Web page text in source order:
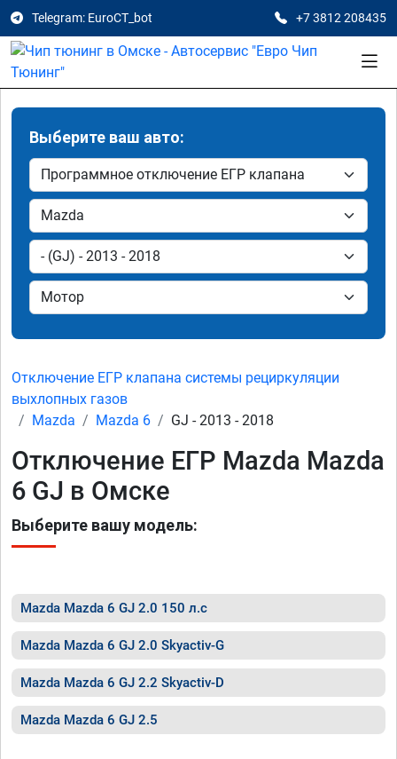
Telegram: EuroCT_bot +7 3812 208435
Выберите ваш авто:
Отключение ЕГР клапана системы рециркуляции
выхлопных газов
Mazda
Mazda 6 GJ - 2013 - 2018
Отключение ЕГР Mazda Mazda
6 GJ в Омске
Выберите вашу модель:
Mazda Mazda 6 GJ 2.0 150 л.с
Mazda Mazda 6 GJ 2.0 Skyactiv-G
Mazda Mazda 6 GJ 2.2 Skyactiv-D
Mazda Mazda 6 GJ 2.5